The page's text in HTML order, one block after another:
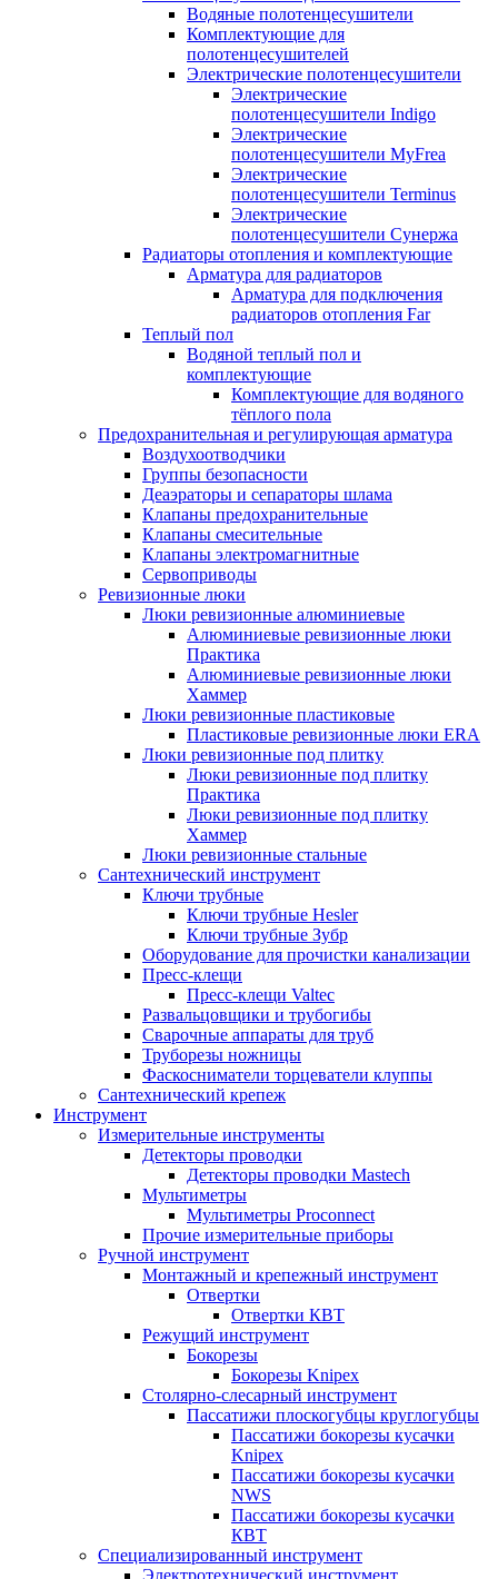
Водяные полотенцесушители
Комплектующие для
полотенцесушителей
Электрические полотенцесушители
Электрические
полотенцесушители Indigo
Электрические
полотенцесушители MyFrea
Электрические
полотенцесушители Terminus
Электрические
полотенцесушители Сунержа
Радиаторы отопления и комплектующие
Арматура для радиаторов
Арматура для подключения
радиаторов отопления Far
Теплый пол
Водяной теплый пол и
комплектующие
Комплектующие для водяного
тёплого пола
Предохранительная и регулирующая арматура
Воздухоотводчики
Группы безопасности
Деаэраторы и сепараторы шлама
Клапаны предохранительные
Клапаны смесительные
Клапаны электромагнитные
Сервоприводы
Ревизионные люки
Люки ревизионные алюминиевые
Алюминиевые ревизионные люки
Практика
Алюминиевые ревизионные люки
Хаммер
Люки ревизионные пластиковые
Пластиковые ревизионные люки ERA
Люки ревизионные под плитку
Люки ревизионные под плитку
Практика
Люки ревизионные под плитку
Хаммер
Люки ревизионные стальные
Сантехнический инструмент
Ключи трубные
Ключи трубные Hesler
Ключи трубные Зубр
Оборудование для прочистки канализации
Пресс-клещи
Пресс-клещи Valtec
Развальцовщики и трубогибы
Сварочные аппараты для труб
Труборезы ножницы
Фаскосниматели торцеватели клуппы
Сантехнический крепеж
Инструмент
Измерительные инструменты
Детекторы проводки
Детекторы проводки Mastech
Мультиметры
Мультиметры Proconnect
Прочие измерительные приборы
Ручной инструмент
Монтажный и крепежный инструмент
Отвертки
Отвертки КВТ
Режущий инструмент
Бокорезы
Бокорезы Knipex
Столярно-слесарный инструмент
Пассатижи плоскогубцы круглогубцы
Пассатижи бокорезы кусачки
Knipex
Пассатижи бокорезы кусачки
NWS
Пассатижи бокорезы кусачки
КВТ
Специализированный инструмент